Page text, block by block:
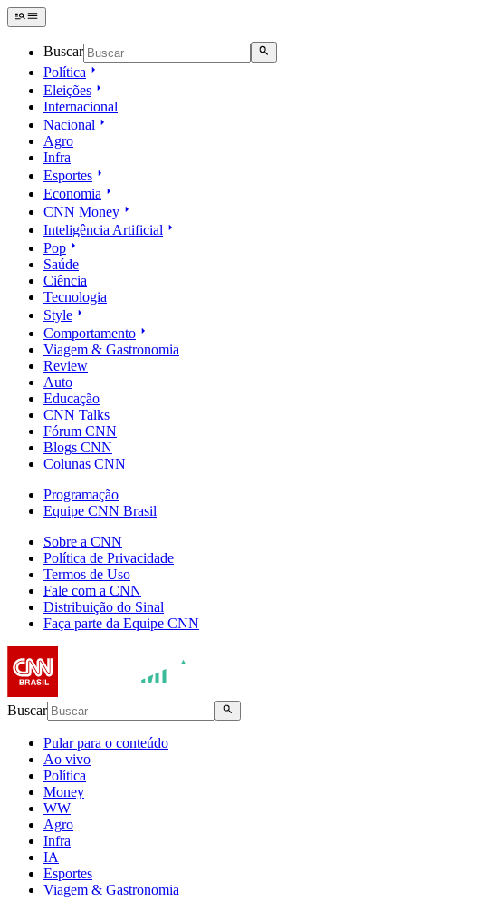
Buscar
Política
Eleições
Internacional
Nacional
Agro
Infra
Esportes
Economia
CNN Money
Inteligência Artificial
Pop
Saúde
Ciência
Tecnologia
Style
Comportamento
Viagem & Gastronomia
Review
Auto
Educação
CNN Talks
Fórum CNN
Blogs CNN
Colunas CNN
Programação
Equipe CNN Brasil
Sobre a CNN
Política de Privacidade
Termos de Uso
Fale com a CNN
Distribuição do Sinal
Faça parte da Equipe CNN
Buscar
Pular para o conteúdo
Ao vivo
Política
Money
WW
Agro
Infra
IA
Esportes
Viagem & Gastronomia